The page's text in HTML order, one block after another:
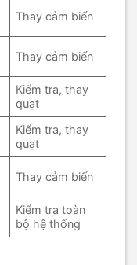
Thay cảm biến
Thay cảm biến
Kiểm tra, thay
quạt
Kiểm tra, thay
quạt
Thay cảm biến
Kiểm tra toàn
bộ hệ thống